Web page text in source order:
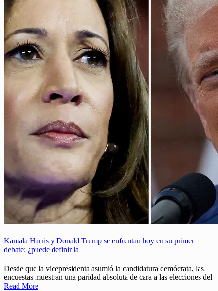
Kamala Harris y Donald Trump se enfrentan hoy en su primer
debate: ¿puede definir la
Desde que la vicepresidenta asumió la candidatura demócrata, las
encuestas muestran una paridad absoluta de cara a las elecciones del
Read More